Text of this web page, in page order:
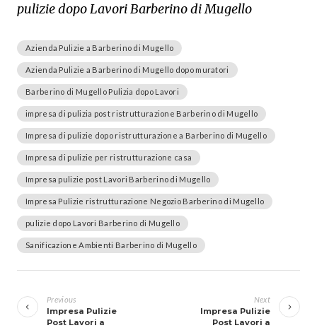
pulizie dopo Lavori Barberino di Mugello
Azienda Pulizie a Barberino di Mugello
Azienda Pulizie a Barberino di Mugello dopo muratori
Barberino di Mugello Pulizia dopo Lavori
impresa di pulizia post ristrutturazione Barberino di Mugello
Impresa di pulizie dopo ristrutturazione a Barberino di Mugello
Impresa di pulizie per ristrutturazione casa
Impresa pulizie post Lavori Barberino di Mugello
Impresa Pulizie ristrutturazione Negozio Barberino di Mugello
pulizie dopo Lavori Barberino di Mugello
Sanificazione Ambienti Barberino di Mugello
articoli
Previous
Impresa Pulizie
Post Lavori a
Next
Impresa Pulizie
Post Lavori a